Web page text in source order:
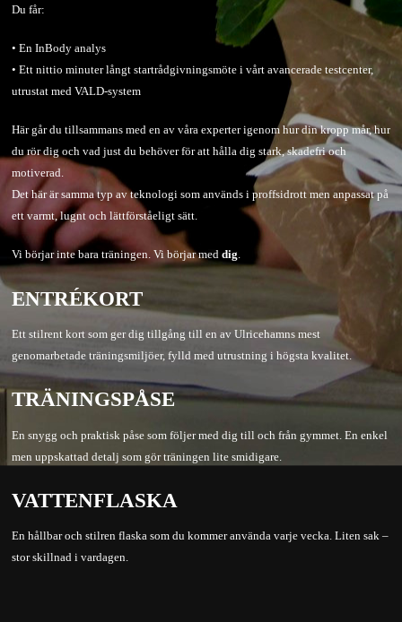
Du får:
• En InBody analys
• Ett nittio minuter långt startrådgivningsmöte i vårt avancerade testcenter,
utrustat med VALD-system
Här går du tillsammans med en av våra experter igenom hur din kropp mår, hur
du rör dig och vad just du behöver för att hålla dig stark, skadefri och
motiverad.
Det här är samma typ av teknologi som används i proffsidrott men anpassat på
ett varmt, lugnt och lättförståeligt sätt.
Vi börjar inte bara träningen. Vi börjar med dig.
ENTRÉKORT
Ett stilrent kort som ger dig tillgång till en av Ulricehamns mest
genomarbetade träningsmiljöer, fylld med utrustning i högsta kvalitet.
TRÄNINGSPÅSE
En snygg och praktisk påse som följer med dig till och från gymmet. En enkel
men uppskattad detalj som gör träningen lite smidigare.
VATTENFLASKA
En hållbar och stilren flaska som du kommer använda varje vecka. Liten sak –
stor skillnad i vardagen.